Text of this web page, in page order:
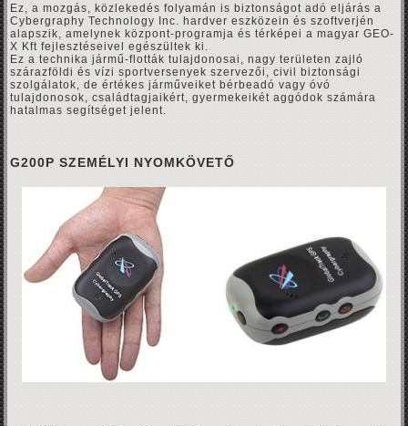
Ez, a mozgás, közlekedés folyamán is biztonságot adó eljárás a
Cybergraphy Technology Inc. hardver eszközein és szoftverjén
alapszik, amelynek központ-programja és térképei a magyar GEO-
X Kft fejlesztéseivel egészültek ki.
Ez a technika jármű-flották tulajdonosai, nagy területen zajló
szárazföldi és vízi sportversenyek szervezői, civil biztonsági
szolgálatok, de értékes járműveiket bérbeadó vagy óvó
tulajdonosok, családtagjaikért, gyermekeikét aggódok számára
hatalmas segítséget jelent.
G200P SZEMÉLYI NYOMKÖVETŐ